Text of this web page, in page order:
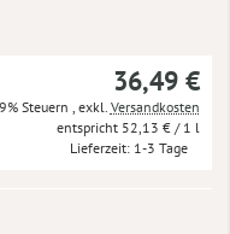
36,49 €
Steuern exkl. Versandkosten
52,13 € / 1 l
Lieferzeit 1-3 Tage